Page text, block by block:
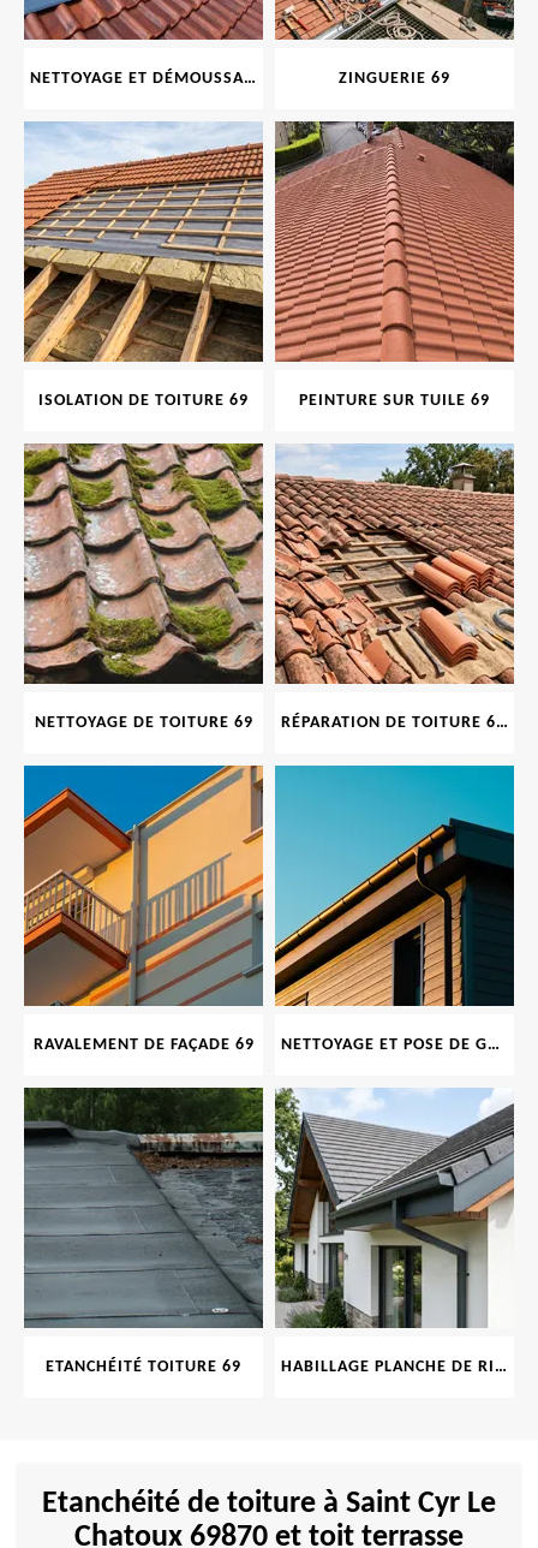
NETTOYAGE ET DÉMOUSSAGE DE TOITURE ET FAÇADE 69 ZINGUERIE 69
ISOLATION DE TOITURE 69 PEINTURE SUR TUILE 69
NETTOYAGE DE TOITURE 69 RÉPARATION DE TOITURE 69 RHONE, TUILES CASSÉES OU ABIMÉES
RAVALEMENT DE FAÇADE 69 NETTOYAGE ET POSE DE GOUTTIÈRE 69
ETANCHÉITÉ TOITURE 69 HABILLAGE PLANCHE DE RIVE 69
Etanchéité de toiture à Saint Cyr Le
Chatoux 69870 et toit terrasse